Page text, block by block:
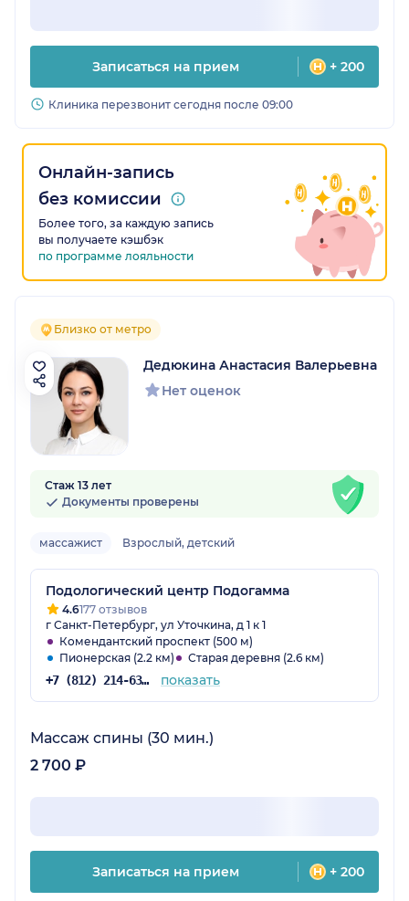
Записаться на прием + 200
Клиника перезвонит сегодня после 09:00
Онлайн-запись
без комиссии
Более того, за каждую запись
вы получаете кэшбэк
по программе лояльности
Близко от метро
Дедюкина Анастасия Валерьевна
Нет оценок
Стаж 13 лет
Документы проверены
массажист Взрослый, детский
Подологический центр Подогамма
4.6177 отзывов
г Санкт-Петербург, ул Уточкина, д 1 к 1
Комендантский проспект (500 м)
Пионерская (2.2 км)
Старая деревня (2.6 км)
+7 (812) 214-63-16 показать
Массаж спины (30 мин.)
2 700 ₽
Записаться на прием + 200